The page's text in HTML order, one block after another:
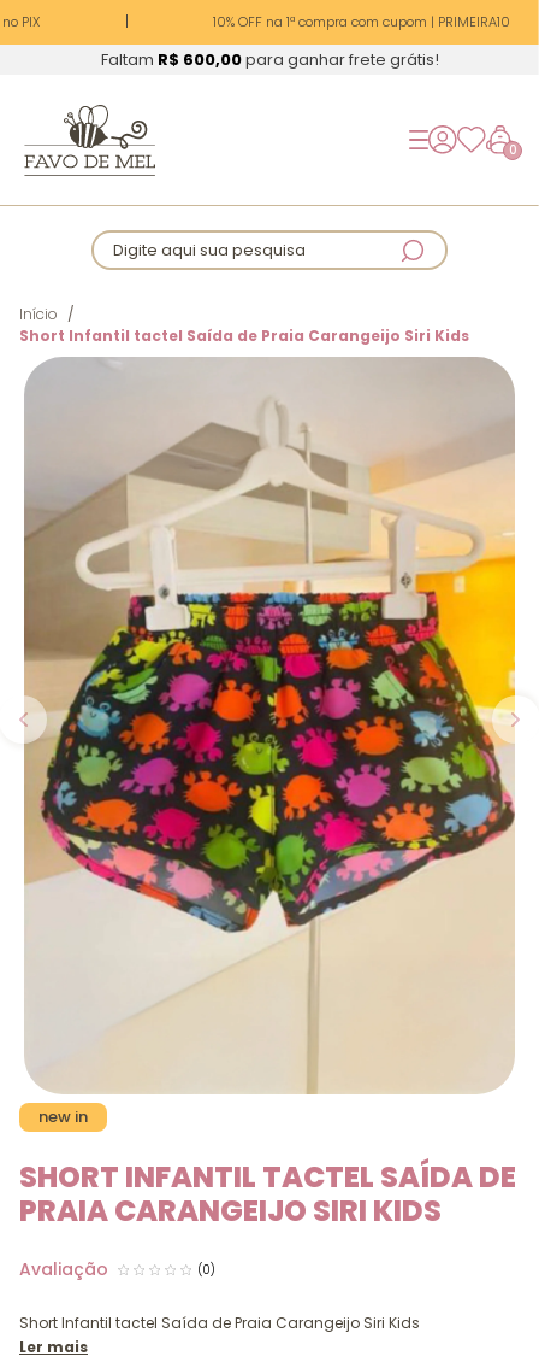
PIX 10% OFF na 1ª compra com cupom | PRIMEIRA10
Faltam R$ 600,00para ganhar frete grátis!
0
Digite aqui sua pesquisa
Início
Short Infantil tactel Saída de Praia Carangeijo Siri Kids
new in
SHORT INFANTIL TACTEL SAÍDA DE
PRAIA CARANGEIJO SIRI KIDS
(0)
Short Infantil tactel Saída de Praia Carangeijo Siri Kids
Ler mais